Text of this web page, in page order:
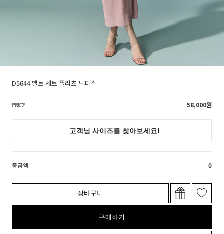
D5644 벨트 세트 플리츠 투피스
PRICE 58,000원
총금액 0
장바구니
구매하기